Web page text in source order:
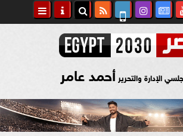
الإدارة والتحرير أحمد عامر